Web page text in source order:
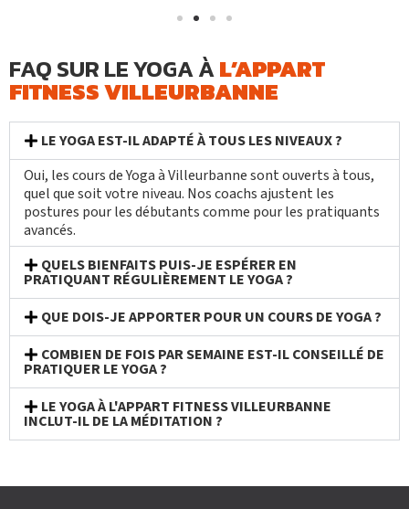
FAQ SUR LE YOGA ÀL’APPART
FITNESS VILLEURBANNE
LE YOGA EST-IL ADAPTÉ À TOUS LES NIVEAUX ?
Oui, les cours de Yoga à Villeurbanne sont ouverts à tous,
quel que soit votre niveau. Nos coachs ajustent les
postures pour les débutants comme pour les pratiquants
avancés.
QUELS BIENFAITS PUIS-JE ESPÉRER EN
PRATIQUANT RÉGULIÈREMENT LE YOGA ?
QUE DOIS-JE APPORTER POUR UN COURS DE YOGA ?
COMBIEN DE FOIS PAR SEMAINE EST-IL CONSEILLÉ DE
PRATIQUER LE YOGA ?
LE YOGA À L'APPART FITNESS VILLEURBANNE
INCLUT-IL DE LA MÉDITATION ?